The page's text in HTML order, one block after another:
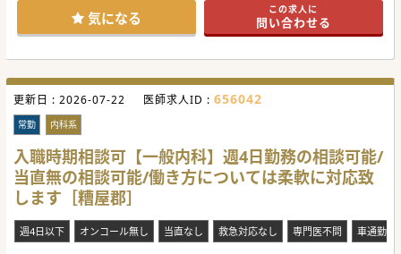
気になる この求人に
問い合わせる
更新日 : 2026-07-22 医師求人ID : 656042
常勤 内科系
入職時期相談可【一般内科】週4日勤務の相談可能/
当直無の相談可能/働き方については柔軟に対応致
します［糟屋郡］
週4日以下 オンコール無し 当直なし 救急対応なし 専門医不問 車通勤可